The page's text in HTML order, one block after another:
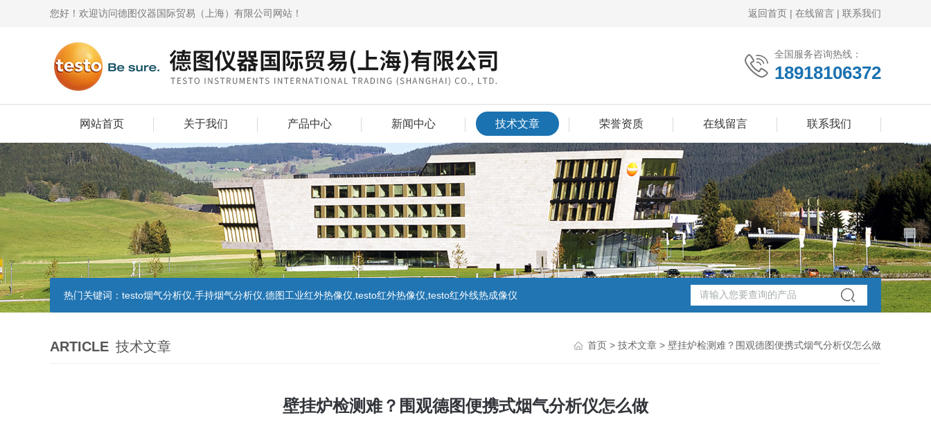
您好！欢迎访问德图仪器国际贸易（上海）有限公司网站！ 返回首页 | 在线留言 | 联系我们
全国服务咨询热线：
18918106372
网站首页 关于我们 产品中心 新闻中心 技术文章 荣誉资质 在线留言 联系我们
热门关键词： testo烟气分析仪,手持烟气分析仪,德图工业红外热像仪,testo红外热像仪,testo红外线热成像仪
ARTICLE 技术文章 首页 > 技术文章 > 壁挂炉检测难？围观德图便携式烟气分析仪怎么做
壁挂炉检测难？围观德图便携式烟气分析仪怎么做